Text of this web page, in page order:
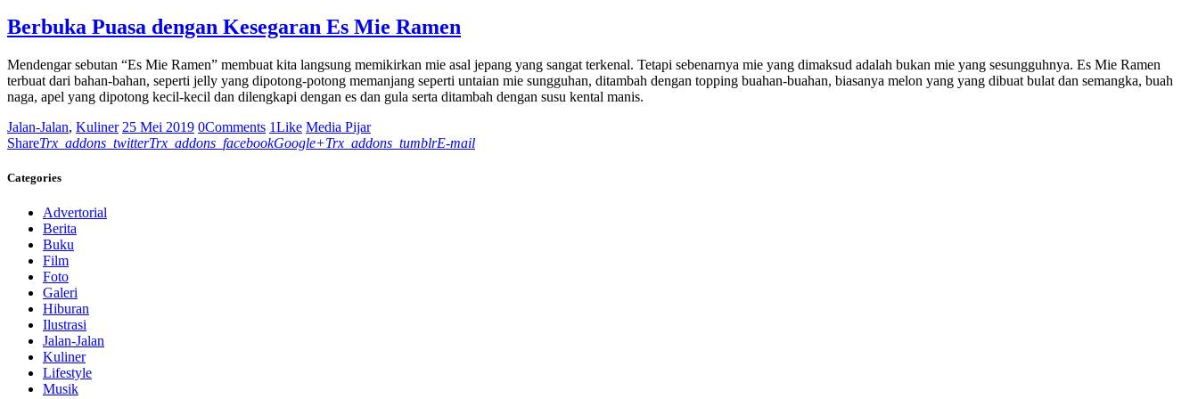
Berbuka Puasa dengan Kesegaran Es Mie Ramen
Mendengar sebutan “Es Mie Ramen” membuat kita langsung memikirkan mie asal jepang yang sangat terkenal. Tetapi sebenarnya mie yang dimaksud adalah bukan mie yang sesungguhnya. Es Mie Ramen
terbuat dari bahan-bahan, seperti jelly yang dipotong-potong memanjang seperti untaian mie sungguhan, ditambah dengan topping buahan-buahan, biasanya melon yang yang dibuat bulat dan semangka, buah
naga, apel yang dipotong kecil-kecil dan dilengkapi dengan es dan gula serta ditambah dengan susu kental manis.
Jalan-Jalan, Kuliner 25 Mei 2019 0Comments 1Like Media Pijar
ShareTrx_addons_twitterTrx_addons_facebookGoogle+Trx_addons_tumblrE-mail
Categories
Advertorial
Berita
Buku
Film
Foto
Galeri
Hiburan
Ilustrasi
Jalan-Jalan
Kuliner
Lifestyle
Musik